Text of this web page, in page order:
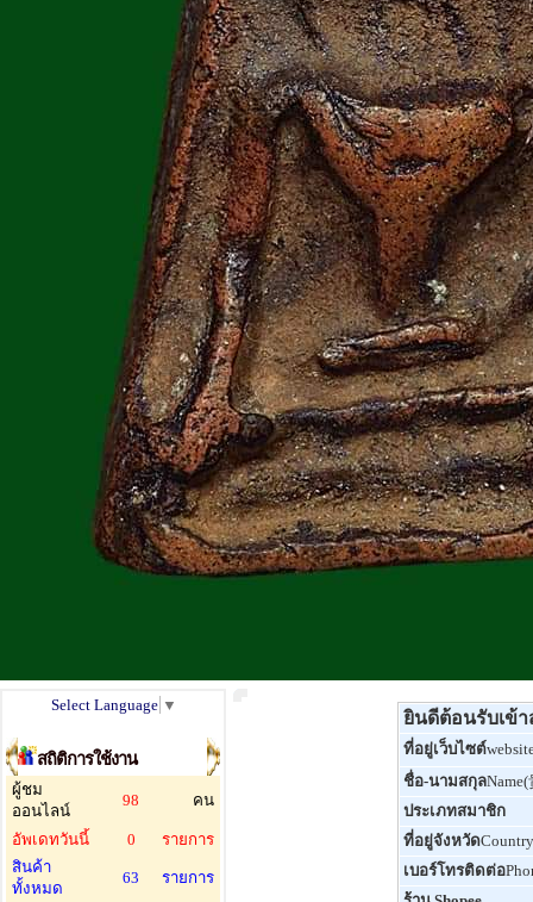
Select Language ▼
สถิติการใช้งาน
ผู้ชม
ออนไลน์
98 คน
อัพเดทวันนี้ 0
รายการ
สินค้า
ทั้งหมด
63 รายการ
ยินดีต้อนรับเข้
ที่อยู่เว็บไซต์
ชื่อ-นามสกุล
ประเภทสมาชิก
ที่อยู่จังหวัด
เบอร์โทรติดต่อ